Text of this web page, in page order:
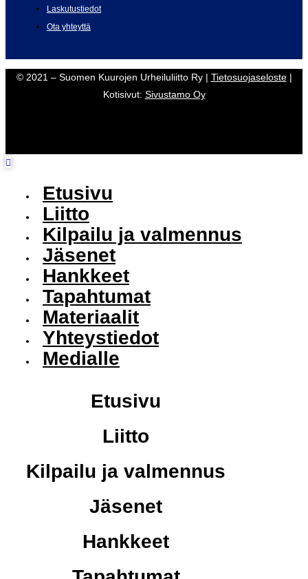
Laskutustiedot
Ota yhteyttä
© 2021 – Suomen Kuurojen Urheiluliitto Ry | Tietosuojaseloste|
Kotisivut: Sivustamo Oy
Etusivu
Liitto
Kilpailu ja valmennus
Jäsenet
Hankkeet
Tapahtumat
Materiaalit
Yhteystiedot
Medialle
Etusivu
Liitto
Kilpailu ja valmennus
Jäsenet
Hankkeet